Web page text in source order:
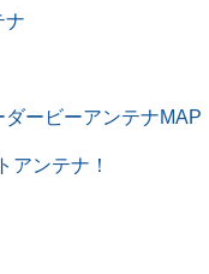
ナ
ダービーアンテナMAP
アンテナ！